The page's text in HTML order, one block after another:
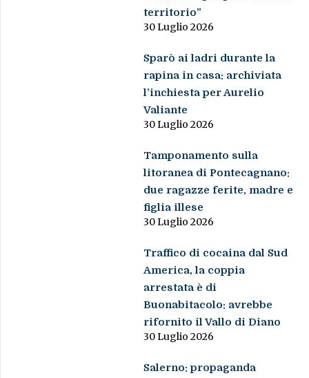
territorio”
30 Luglio 2026
Sparò ai ladri durante la
rapina in casa: archiviata
l’inchiesta per Aurelio
Valiante
30 Luglio 2026
Tamponamento sulla
litoranea di Pontecagnano:
due ragazze ferite, madre e
figlia illese
30 Luglio 2026
Traffico di cocaina dal Sud
America, la coppia
arrestata è di
Buonabitacolo: avrebbe
rifornito il Vallo di Diano
30 Luglio 2026
Salerno: propaganda